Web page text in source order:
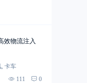
效物流注入
卡车
111 0